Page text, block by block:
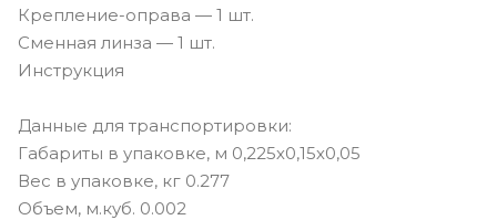
Крепление-оправа — 1 шт.
Сменная линза — 1 шт.
Инструкция
Данные для транспортировки:
Габариты в упаковке, м 0,225х0,15х0,05
Вес в упаковке, кг 0.277
Объем, м.куб. 0.002